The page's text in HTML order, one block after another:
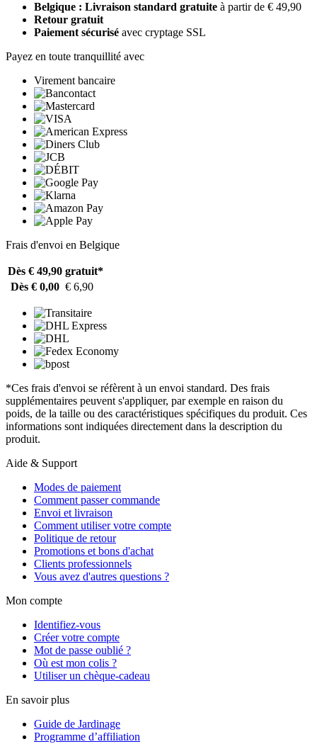
Belgique : Livraison standard gratuite à partir de € 49,90
Retour gratuit
Paiement sécurisé avec cryptage SSL
Payez en toute tranquillité avec
Virement bancaire
Frais d'envoi en Belgique
Dès € 49,90 gratuit*
Dès € 0,00 € 6,90
*Ces frais d'envoi se réfèrent à un envoi standard. Des frais
supplémentaires peuvent s'appliquer, par exemple en raison du
poids, de la taille ou des caractéristiques spécifiques du produit. Ces
informations sont indiquées directement dans la description du
produit.
Aide & Support
Modes de paiement
Comment passer commande
Envoi et livraison
Comment utiliser votre compte
Politique de retour
Promotions et bons d'achat
Clients professionnels
Vous avez d'autres questions ?
Mon compte
Identifiez-vous
Créer votre compte
Mot de passe oublié ?
Où est mon colis ?
Utiliser un chèque-cadeau
En savoir plus
Guide de Jardinage
Programme d’affiliation